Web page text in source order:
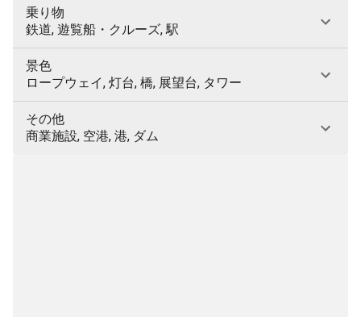
乗り物
鉄道, 遊覧船・クルーズ, 駅
景色
ロープウェイ, 灯台, 橋, 展望台, タワー
その他
商業施設, 空港, 港, ダム